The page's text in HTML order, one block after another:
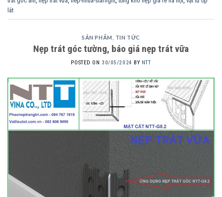
lát
SẢN PHẨM TIN TỨC
Nẹp trát góc tường, báo giá nẹp trát vữa
POSTED ON 30/05/2024 BY NTT